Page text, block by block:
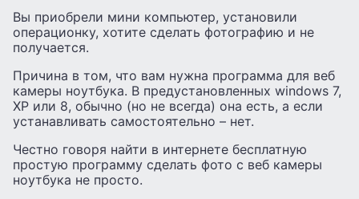
Вы приобрели мини компьютер, установили
операционку, хотите сделать фотографию и не
получается.
Причина в том, что вам нужна программа для веб
камеры ноутбука. В предустановленных windows 7,
XP или 8, обычно (но не всегда) она есть, а если
устанавливать самостоятельно – нет.
Честно говоря найти в интернете бесплатную
простую программу сделать фото с веб камеры
ноутбука не просто.